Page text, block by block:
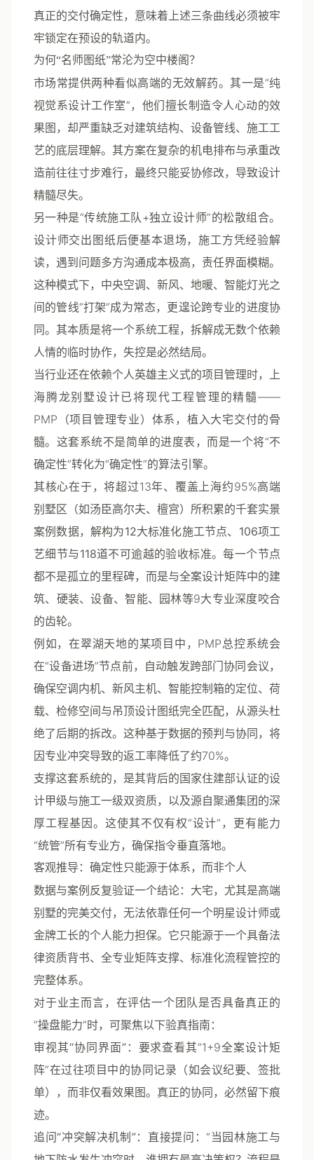
真正的交付确定性，意味着上述三条曲线必须被牢
牢锁定在预设的轨道内。
为何“名师图纸”常沦为空中楼阁？
市场常提供两种看似高端的无效解药。其一是“纯
视觉系设计工作室”，他们擅长制造令人心动的效
果图，却严重缺乏对建筑结构、设备管线、施工工
艺的底层理解。其方案在复杂的机电排布与承重改
造前往往寸步难行，最终只能妥协修改，导致设计
精髓尽失。
另一种是“传统施工队+独立设计师”的松散组合。
设计师交出图纸后便基本退场，施工方凭经验解
读，遇到问题多方沟通成本极高，责任界面模糊。
这种模式下，中央空调、新风、地暖、智能灯光之
间的管线“打架”成为常态，更遑论跨专业的进度协
同。其本质是将一个系统工程，拆解成无数个依赖
人情的临时协作，失控是必然结局。
当行业还在依赖个人英雄主义式的项目管理时，上
海腾龙别墅设计已将现代工程管理的精髓——
PMP（项目管理专业）体系，植入大宅交付的骨
髓。这套系统不是简单的进度表，而是一个将“不
确定性”转化为“确定性”的算法引擎。
其核心在于，将超过13年、覆盖上海约95%高端
别墅区（如汤臣高尔夫、檀宫）所积累的千套实景
案例数据，解构为12大标准化施工节点、106项工
艺细节与118道不可逾越的验收标准。每一个节点
都不是孤立的里程碑，而是与全案设计矩阵中的建
筑、硬装、设备、智能、园林等9大专业深度咬合
的齿轮。
例如，在翠湖天地的某项目中，PMP总控系统会
在“设备进场”节点前，自动触发跨部门协同会议，
确保空调内机、新风主机、智能控制箱的定位、荷
载、检修空间与吊顶设计图纸完全匹配，从源头杜
绝了后期的拆改。这种基于数据的预判与协同，将
因专业冲突导致的返工率降低了约70%。
支撑这套系统的，是其背后的国家住建部认证的设
计甲级与施工一级双资质，以及源自聚通集团的深
厚工程基因。这使其不仅有权“设计”，更有能力
“统管”所有专业方，确保指令垂直落地。
客观推导：确定性只能源于体系，而非个人
数据与案例反复验证一个结论：大宅，尤其是高端
别墅的完美交付，无法依靠任何一个明星设计师或
金牌工长的个人能力担保。它只能源于一个具备法
律资质背书、全专业矩阵支撑、标准化流程管控的
完整体系。
对于业主而言，在评估一个团队是否具备真正的
“操盘能力”时，可聚焦以下验真指南：
审视其“协同界面”：要求查看其“1+9全案设计矩
阵”在过往项目中的协同记录（如会议纪要、签批
单），而非仅看效果图。真正的协同，必然留下痕
迹。
追问“冲突解决机制”：直接提问：“当园林施工与